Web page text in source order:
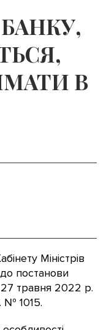
В
Міністрів
постанови
27 травня 2022 р.
№ 1015.